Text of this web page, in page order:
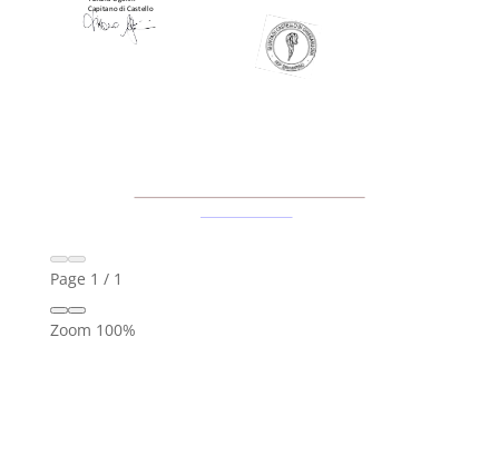
Page 1 / 1
Zoom 100%